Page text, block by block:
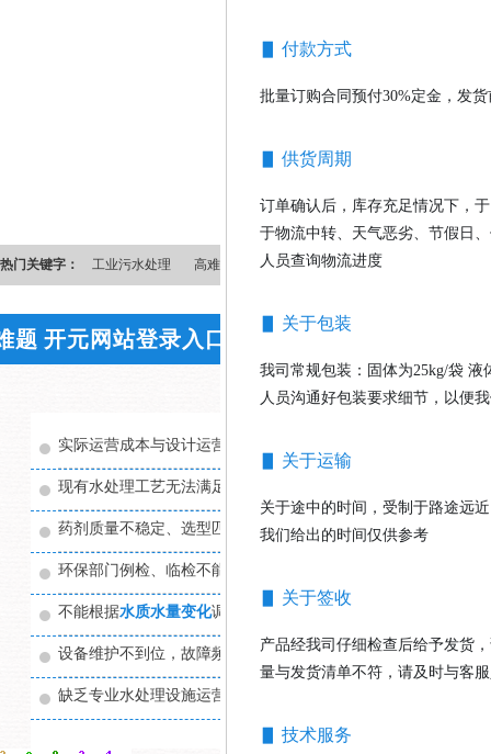
热门关键字： 工业污水处理 高难度污水处理 水处理药剂
题 开元网站登录入口环保来帮您
实际运营成本与设计运营成本差距大,
现有水处理工艺无法满足实际处理需求
药剂质量不稳定、选型匹配不合适，处理效果不理想
环保部门例检、临检不能稳定通过，
不能根据水质水量变化调整至最佳运行状态
设备维护不到位，故障频繁，维护成本高，影响系统运行
缺乏专业水处理设施运营管理经验和技术，无法有效控制运营成
▋ 付款方式
批量订购合同预付30%定金，发
▋ 供货周期
订单确认后，库存充足情况下，
于物流中转、天气恶劣、节假日
人员查询物流进度
▋ 关于包装
我司常规包装：固体为25kg/袋
人员沟通好包装要求细节，以便
▋ 关于运输
关于途中的时间，受制于路途远
我们给出的时间仅供参考
▋ 关于签收
产品经我司仔细检查后给予发货
量与发货清单不符，请及时与客
▋ 技术服务